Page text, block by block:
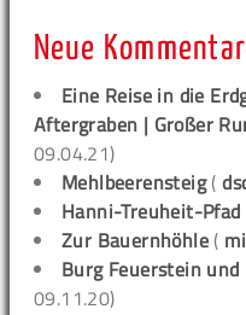
Neue
Eine Reise in die
Aftergraben | Großer
09.04.21)
Mehlbeerensteig(
Hanni-Treuheit-Pfad
Zur Bauernhöhle (
Burg Feuerstein
09.11.20)